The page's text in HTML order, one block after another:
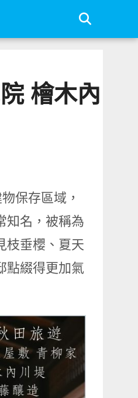
檜木內
保存區域，
知名，被稱為
枝垂櫻、夏天
點綴得更加氣